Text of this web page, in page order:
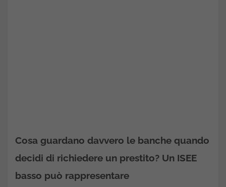
Cosa guardano davvero le banche quando
decidi di richiedere un prestito? Un ISEE
basso può rappresentare